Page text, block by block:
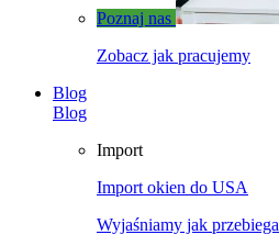
Poznaj nas
Zobacz jak pracujemy
Blog
Blog
Import
Import okien do USA
Wyjaśniamy jak przebiega